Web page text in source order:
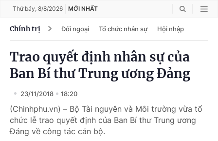
Thứ bảy, 8/8/2026 MỚI NHẤT
Chính trị Đối ngoại Tổ chức nhân sự Hội nhập
Trao quyết định nhân sự của
Ban Bí thư Trung ương Đảng
23/11/2018 18:20
(Chinhphu.vn) – Bộ Tài nguyên và Môi trường vừa tổ
chức lễ trao quyết định của Ban Bí thư Trung ương
Đảng về công tác cán bộ.